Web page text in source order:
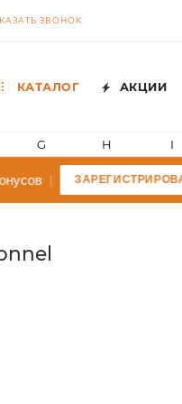
ЗВОНОК
КАТАЛОГ АКЦИИ
G H I
| ЗАРЕГИСТРИРОВАТЬСЯ